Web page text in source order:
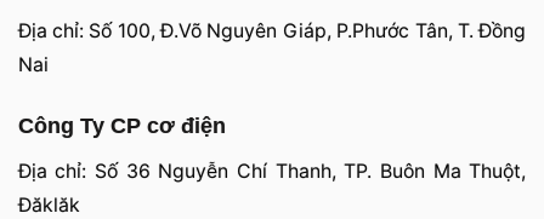
Địa chỉ: Số 100, Đ.Võ Nguyên Giáp, P.Phước Tân, T. Đồng
Nai
Công Ty CP cơ điện
Địa chỉ: Số 36 Nguyễn Chí Thanh, TP. Buôn Ma Thuột,
Đăklăk